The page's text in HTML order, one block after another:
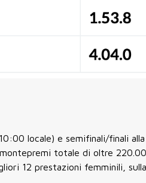
locale) e semifinali/finali
totale di oltre
12 prestazioni femminili,